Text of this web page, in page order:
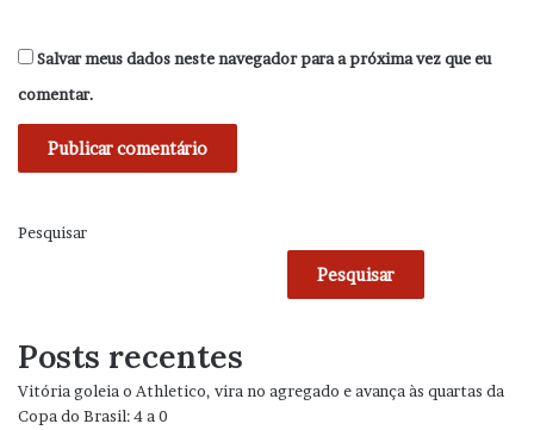
Salvar meus dados neste navegador para a próxima vez que eu
comentar.
Pesquisar
Pesquisar
Posts recentes
Vitória goleia o Athletico, vira no agregado e avança às quartas da
Copa do Brasil: 4 a 0